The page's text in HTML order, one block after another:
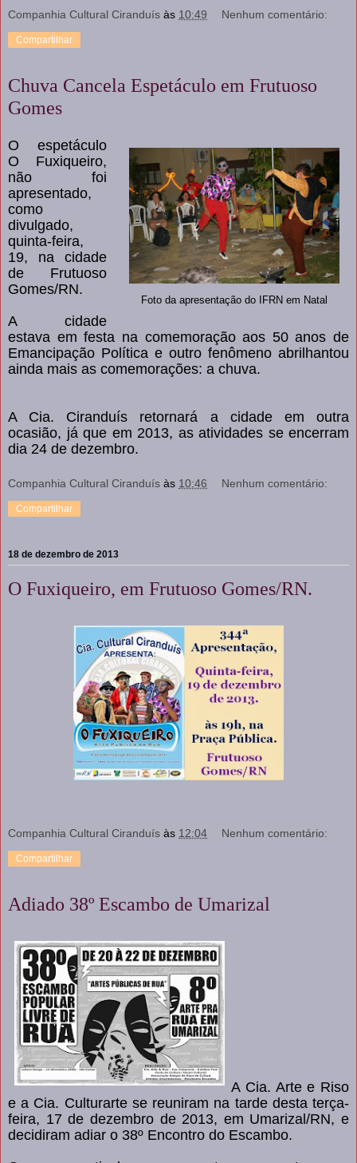
Companhia Cultural Ciranduís às 10:49 Nenhum comentário:
Compartilhar
Chuva Cancela Espetáculo em Frutuoso
Gomes
Foto da apresentação do IFRN em Natal
O espetáculo
O Fuxiqueiro,
não foi
apresentado,
como
divulgado,
quinta-feira,
19, na cidade
de Frutuoso
Gomes/RN.
A cidade
estava em festa na comemoração aos 50 anos de
Emancipação Política e outro fenômeno abrilhantou
ainda mais as comemorações: a chuva.
A Cia. Ciranduís retornará a cidade em outra
ocasião, já que em 2013, as atividades se encerram
dia 24 de dezembro.
Companhia Cultural Ciranduís às 10:46 Nenhum comentário:
Compartilhar
18 de dezembro de 2013
O Fuxiqueiro, em Frutuoso Gomes/RN.
Companhia Cultural Ciranduís às 12:04 Nenhum comentário:
Compartilhar
Adiado 38º Escambo de Umarizal
A Cia. Arte e Riso
e a Cia. Culturarte se reuniram na tarde desta terça-
feira, 17 de dezembro de 2013, em Umarizal/RN, e
decidiram adiar o 38º Encontro do Escambo.